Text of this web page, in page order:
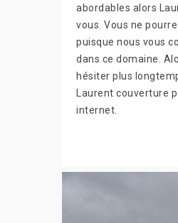
abordables alors
vous. Vous ne
puisque nous vous
dans ce domaine.
hésiter plus
Laurent couverture
internet.